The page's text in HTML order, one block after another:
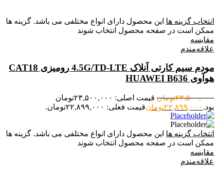
انتخاب گزینه ها این محصول دارای انواع مختلفی می باشد. گزینه ها
ممکن است در صفحه محصول انتخاب شوند
مقایسه
علاقه‌مندم
مودم سیم کارتی آنلاک 4.5G/TD-LTE رومیزی CAT18
هوآوی HUAWEI B636
۲۳,۵۰۰,۰۰۰تومان
قیمت اصلی: ۲۳,۵۰۰,۰۰۰تومان
بود. ۲۲,۸۹۹,۰۰۰تومانقیمت فعلی: ۲۲,۸۹۹,۰۰۰تومان.
انتخاب گزینه ها این محصول دارای انواع مختلفی می باشد. گزینه ها
ممکن است در صفحه محصول انتخاب شوند
مقایسه
علاقه‌مندم